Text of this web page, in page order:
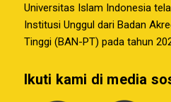
Universitas Islam Indonesia
Institusi Unggul dari Badan
Tinggi (BAN-PT) pada tahun
Ikuti kami di media